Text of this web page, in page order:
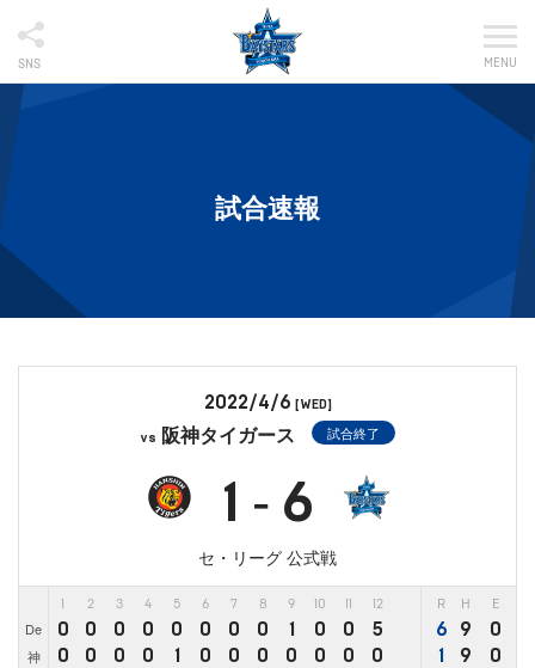
SNS MENU
試合速報
2022/4/6 [WED]
vs 阪神タイガース 試合終了
1 - 6
セ・リーグ 公式戦
2 3 4 5 6 7 8 9 10 12 R H E
De 0 0 0 0 0 0 0 0 1 0 0 5 6 9 0
神 0 0 0 0 1 0 0 0 0 0 0 0 1 9 0